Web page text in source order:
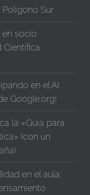
Sur
en socio
Científica
en el AI
Google.org!
la «Guía para
(con un
en el aula: